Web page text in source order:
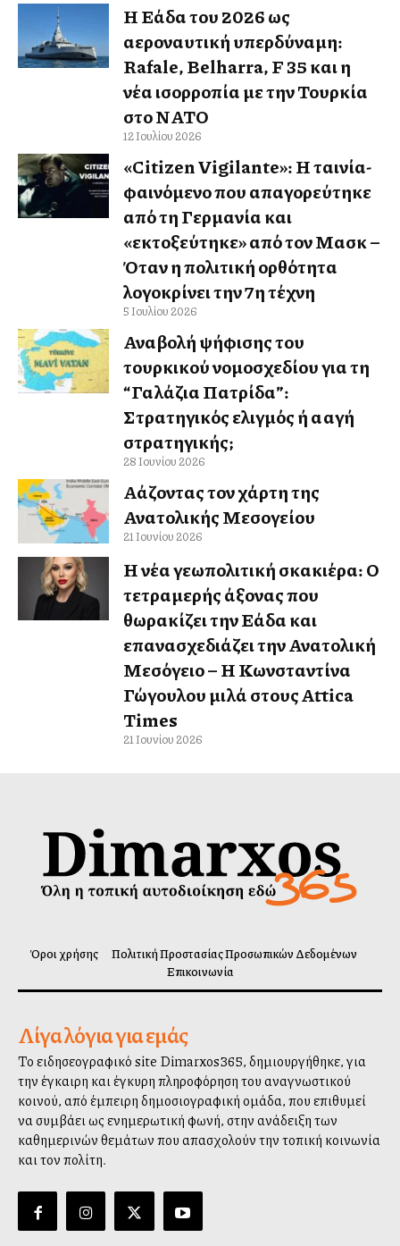
Η Ελλάδα του 2026 ως
αεροναυτική υπερδύναμη:
Rafale, Belharra, F 35 και η
νέα ισορροπία με την Τουρκία
στο ΝΑΤΟ
12 Ιουλίου 2026
«Citizen Vigilante»: Η ταινία-
φαινόμενο που απαγορεύτηκε
από τη Γερμανία και
«εκτοξεύτηκε» από τον Μασκ –
Όταν η πολιτική ορθότητα
λογοκρίνει την 7η τέχνη
5 Ιουλίου 2026
Αναβολή ψήφισης του
τουρκικού νομοσχεδίου για τη
“Γαλάζια Πατρίδα”:
Στρατηγικός ελιγμός ή αλλαγή
στρατηγικής;
28 Ιουνίου 2026
Αλλάζοντας τον χάρτη της
Ανατολικής Μεσογείου
21 Ιουνίου 2026
Η νέα γεωπολιτική σκακιέρα: Ο
τετραμερής άξονας που
θωρακίζει την Ελλάδα και
επανασχεδιάζει την Ανατολική
Μεσόγειο – Η Κωνσταντίνα
Γώγουλου μιλά στους Attica
Times
21 Ιουνίου 2026
Όροι χρήσης
Πολιτική Προστασίας Προσωπικών Δεδομένων
Επικοινωνία
Λίγα λόγια για εμάς
Το ειδησεογραφικό site Dimarxos365, δημιουργήθηκε, για
την έγκαιρη και έγκυρη πληροφόρηση του αναγνωστικού
κοινού, από έμπειρη δημοσιογραφική ομάδα, που επιθυμεί
να συμβάλλει ως ενημερωτική φωνή, στην ανάδειξη των
καθημερινών θεμάτων που απασχολούν την τοπική κοινωνία
και τον πολίτη.